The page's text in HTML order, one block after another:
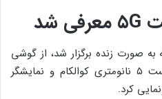
به صورت زنده برگزار شد، از گوشی
می ۱۱ لایت ۵G مجهز به چیپست ۵ نانومتری کوالکام و نمایشگر